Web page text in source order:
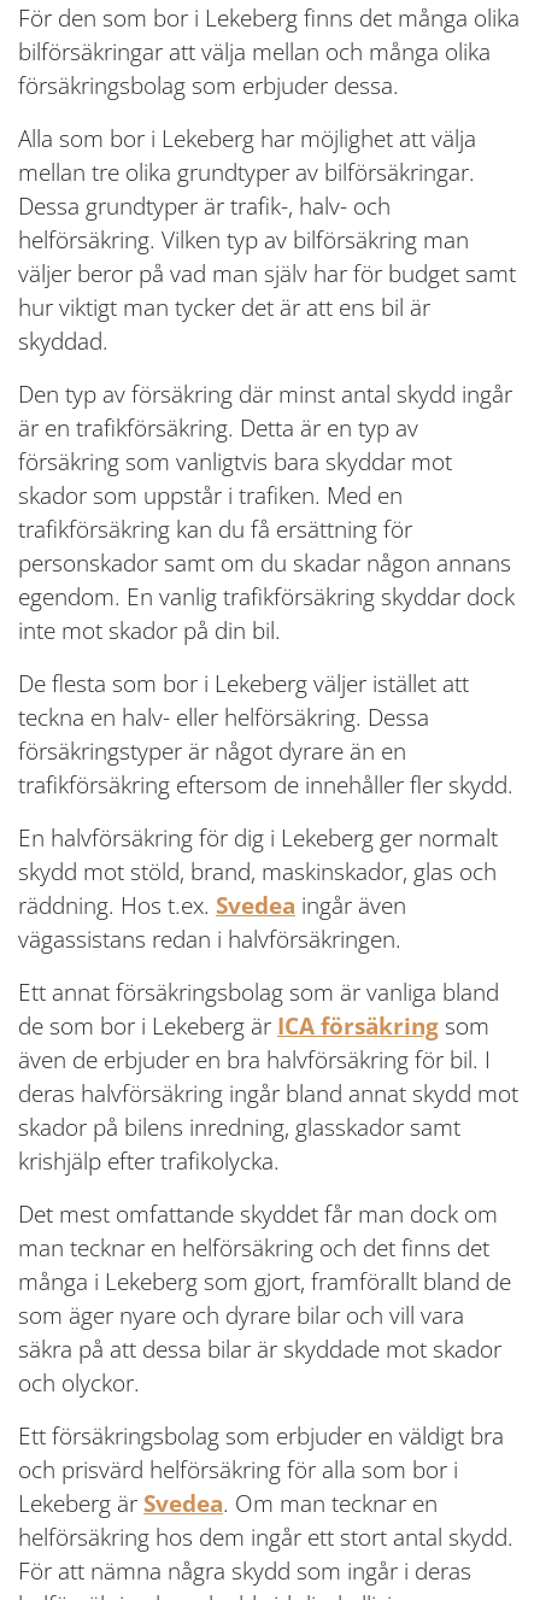
För den som bor i Lekeberg finns det många olika
bilförsäkringar att välja mellan och många olika
försäkringsbolag som erbjuder dessa.
Alla som bor i Lekeberg har möjlighet att välja
mellan tre olika grundtyper av bilförsäkringar.
Dessa grundtyper är trafik-, halv- och
helförsäkring. Vilken typ av bilförsäkring man
väljer beror på vad man själv har för budget samt
hur viktigt man tycker det är att ens bil är
skyddad.
Den typ av försäkring där minst antal skydd ingår
är en trafikförsäkring. Detta är en typ av
försäkring som vanligtvis bara skyddar mot
skador som uppstår i trafiken. Med en
trafikförsäkring kan du få ersättning för
personskador samt om du skadar någon annans
egendom. En vanlig trafikförsäkring skyddar dock
inte mot skador på din bil.
De flesta som bor i Lekeberg väljer istället att
teckna en halv- eller helförsäkring. Dessa
försäkringstyper är något dyrare än en
trafikförsäkring eftersom de innehåller fler skydd.
En halvförsäkring för dig i Lekeberg ger normalt
skydd mot stöld, brand, maskinskador, glas och
räddning. Hos t.ex. Svedea ingår även
vägassistans redan i halvförsäkringen.
Ett annat försäkringsbolag som är vanliga bland
de som bor i Lekeberg är ICA försäkring som
även de erbjuder en bra halvförsäkring för bil. I
deras halvförsäkring ingår bland annat skydd mot
skador på bilens inredning, glasskador samt
krishjälp efter trafikolycka.
Det mest omfattande skyddet får man dock om
man tecknar en helförsäkring och det finns det
många i Lekeberg som gjort, framförallt bland de
som äger nyare och dyrare bilar och vill vara
säkra på att dessa bilar är skyddade mot skador
och olyckor.
Ett försäkringsbolag som erbjuder en väldigt bra
och prisvärd helförsäkring för alla som bor i
Lekeberg är Svedea. Om man tecknar en
helförsäkring hos dem ingår ett stort antal skydd.
För att nämna några skydd som ingår i deras